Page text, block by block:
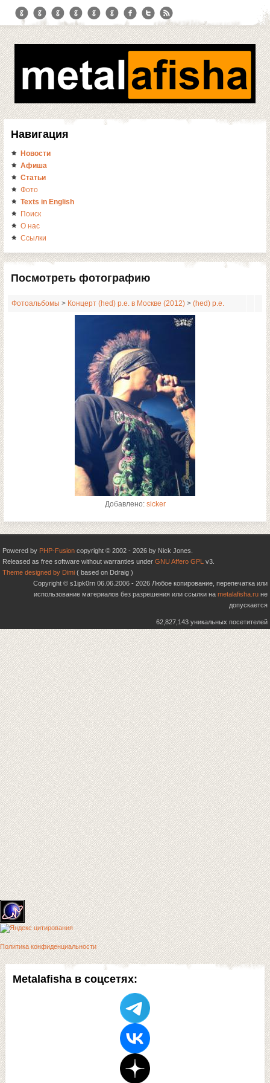
Metalafisha в соцсетях:
Навигация
Новости
Афиша
Статьи
Фото
Texts in English
Поиск
О нас
Ссылки
Посмотреть фотографию
Фотоальбомы > Концерт (hed) p.e. в Москве (2012) > (hed) p.e.
Добавлено: sicker
Powered by PHP-Fusion copyright © 2002 - 2026 by Nick Jones.
Released as free software without warranties under GNU Affero GPL v3.
Theme designed by Dimi ( based on Ddraig )
Copyright © s1ipk0rn 06.06.2006 - 2026 Любое копирование, перепечатка или
использование материалов без разрешения или ссылки на metalafisha.ru не
допускается
62,827,143 уникальных посетителей
Политика конфиденциальности